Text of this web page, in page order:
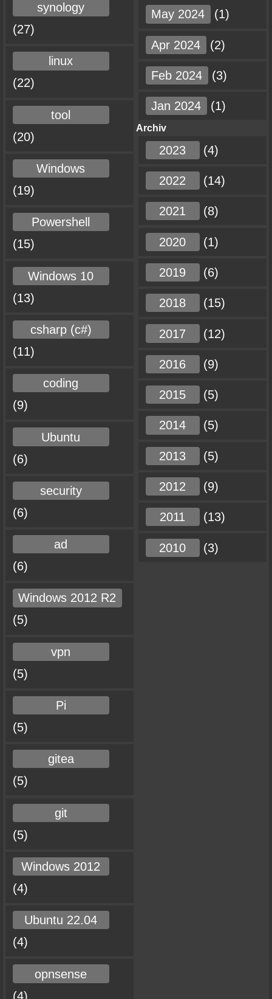
May 2024 (1)
Apr 2024 (2)
Feb 2024 (3)
Jan 2024 (1)
Archiv
2023 (4)
2022 (14)
2021 (8)
2020 (1)
2019 (6)
2018 (15)
2017 (12)
2016 (9)
2015 (5)
2014 (5)
2013 (5)
2012 (9)
2011 (13)
2010 (3)
synology
(27)
linux
(22)
tool
(20)
Windows
(19)
Powershell
(15)
Windows 10
(13)
csharp (c#)
(11)
coding
(9)
Ubuntu
(6)
security
(6)
ad
(6)
Windows 2012 R2
(5)
vpn
(5)
Pi
(5)
gitea
(5)
git
(5)
Windows 2012
(4)
Ubuntu 22.04
(4)
opnsense
(4)